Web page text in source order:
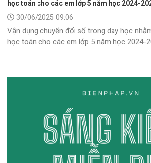
học toán cho các em lớp 5 năm học 2024-
30/06/2025 09:06
Vận dụng chuyển đổi số trong dạy học
học toán cho các em lớp 5 năm học 2024-